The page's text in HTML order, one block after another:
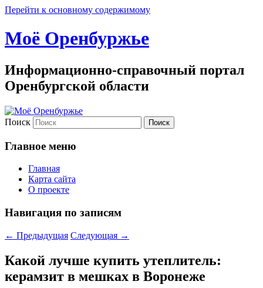
Перейти к основному содержимому
Моё Оренбуржье
Информационно-справочный портал
Оренбургской области
Поиск
Главное меню
Главная
Карта сайта
О проекте
Навигация по записям
← Предыдущая Следующая →
Какой лучше купить утеплитель:
керамзит в мешках в Воронеже